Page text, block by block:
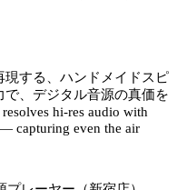
する、ハンドメイドスピ
、デジタル音源の真価を
hi-res audio with
capturing even the air